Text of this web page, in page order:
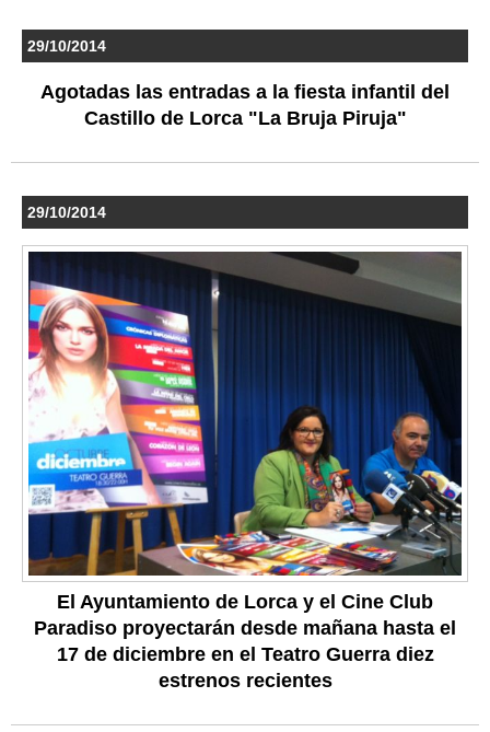
29/10/2014
Agotadas las entradas a la fiesta infantil del
Castillo de Lorca "La Bruja Piruja"
29/10/2014
El Ayuntamiento de Lorca y el Cine Club
Paradiso proyectarán desde mañana hasta el
17 de diciembre en el Teatro Guerra diez
estrenos recientes